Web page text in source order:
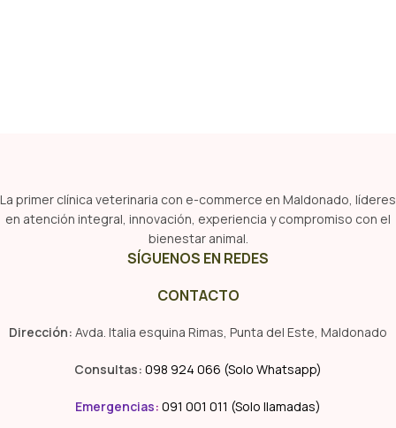
La primer clínica veterinaria con e-commerce en Maldonado, líderes
en atención integral, innovación, experiencia y compromiso con el
bienestar animal.
SÍGUENOS EN REDES
CONTACTO
Dirección: Avda. Italia esquina Rimas, Punta del Este, Maldonado
Consultas: 098 924 066 (Solo Whatsapp)
Emergencias: 091 001 011 (Solo llamadas)